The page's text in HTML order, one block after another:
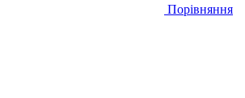
Порівняння